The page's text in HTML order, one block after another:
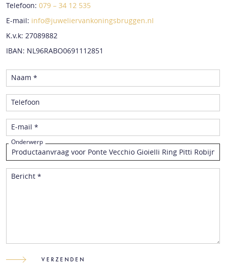
Telefoon:079 – 34 12 535
E-mail: info@juweliervankoningsbruggen.nl
K.v.k: 27089882
IBAN: NL96RABO0691112851
Naam *
Telefoon
E-mail *
Onderwerp
Bericht *